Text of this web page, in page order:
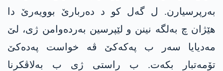
بەرپرسیارن. ل گەل کو د دەربارێ بوویەرێ دا
هێژان چ به‌لگه‌ نینن و لێپرسین به‌رده‌وامن ژی، لێ
مەدیایا سەر ب په‌كه‌كێ ڤە خواست په‌ده‌كێ
تۆمەتبار بکەت. ب راستی ژی ب به‌لاڤكرنا